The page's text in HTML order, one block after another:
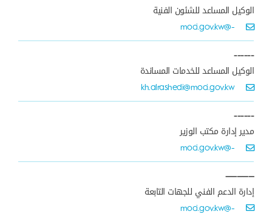
الوكيل المساعد للشئون الفنية
-@moci.gov.kw
------
الوكيل المساعد للخدمات المساندة
kh.alrashedi@moci.gov.kw
------
مدير إدارة مكتب الوزير
-@moci.gov.kw
—————
إدارة الدعم الفني للجهات التابعة
-@moci.gov.kw